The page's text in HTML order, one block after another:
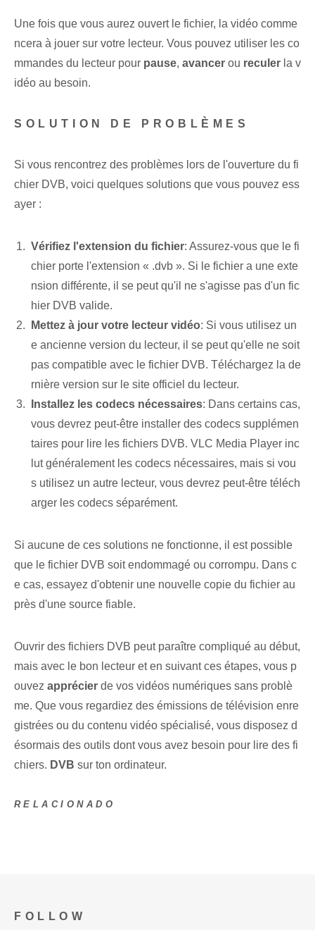
Une fois que vous aurez ouvert le⁣ fichier, la vidéo comme
ncera à jouer⁤ sur votre⁢ lecteur. ​Vous pouvez utiliser les co
mmandes du lecteur pour pause, avancer ou⁢ reculer la v
idéo au besoin.
SOLUTION DE PROBLÈMES
Si vous rencontrez des problèmes lors de l'ouverture du fi
chier DVB, voici quelques solutions que vous pouvez ess
ayer :
Vérifiez l'extension du fichier: Assurez-vous que le fi
chier porte l'extension « .dvb ». Si le fichier a une exte
nsion différente, il se peut qu'il ne s'agisse pas d'un fic
hier DVB valide.
Mettez à jour votre lecteur vidéo: Si vous utilisez un
e ancienne version du lecteur, il se peut qu'elle ne soit
pas compatible avec le fichier DVB.⁤ Téléchargez la de
rnière version sur le site officiel du lecteur.
Installez les codecs nécessaires: Dans certains cas,
vous devrez peut-être installer des codecs supplémen
taires pour lire les fichiers DVB. VLC Media Player inc
lut généralement les codecs nécessaires, mais si vou
s utilisez un autre lecteur, vous devrez peut-être téléch
arger les codecs séparément.
Si aucune de ces solutions ne fonctionne, il est possible
que le fichier DVB soit endommagé ou corrompu. Dans c
e cas, essayez d'obtenir une nouvelle copie du fichier au
près d'une source fiable.
Ouvrir des fichiers DVB peut paraître compliqué au début,
mais avec le bon lecteur et en suivant ces étapes, vous p
ouvez apprécier de vos vidéos numériques sans problè
me. Que vous regardiez des émissions de télévision enre
gistrées ou du contenu vidéo spécialisé, vous disposez d
ésormais des outils dont vous avez besoin pour lire des fi
chiers. DVB sur ton ordinateur.
RELACIONADO
FOLLOW